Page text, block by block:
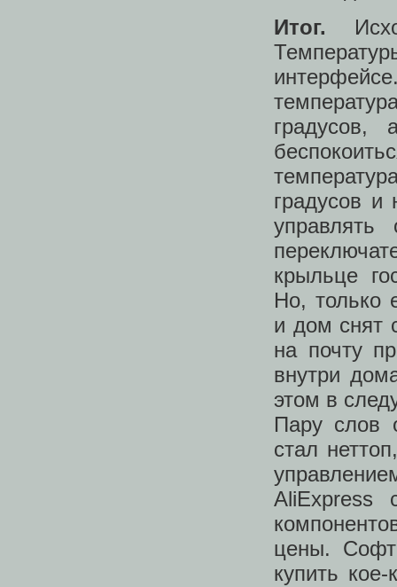
Итог.
градусов,
градусов и
управлять
крыльце
Но, только
и дом снят
на почту
внутри
этом в
Пару слов
стал
AliExpress
цены.
купить